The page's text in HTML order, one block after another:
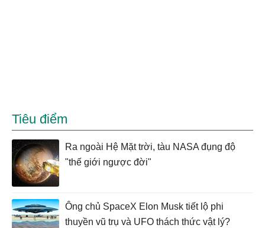
Tiêu điểm
Ra ngoài Hệ Mặt trời, tàu NASA đụng độ
"thế giới ngược đời"
Ông chủ SpaceX Elon Musk tiết lộ phi
thuyền vũ trụ và UFO thách thức vật lý?